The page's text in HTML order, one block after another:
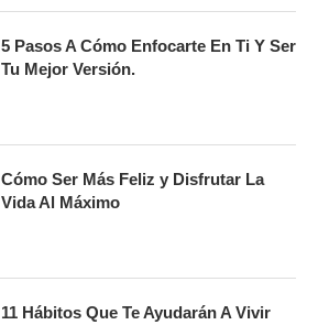
5 Pasos A Cómo Enfocarte En Ti Y Ser
Tu Mejor Versión.
Cómo Ser Más Feliz y Disfrutar La
Vida Al Máximo
11 Hábitos Que Te Ayudarán A Vivir